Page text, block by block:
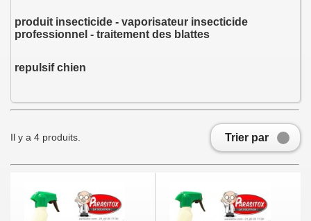
produit insecticide - vaporisateur insecticide
professionnel - traitement des blattes
repulsif chien
Trier par
Il y a 4 produits.